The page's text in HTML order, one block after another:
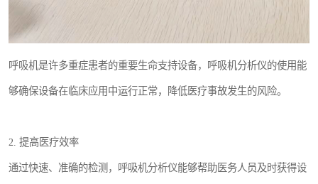
呼吸机是许多重症患者的重要生命支持设备，呼吸机分析仪的使用能
够确保设备在临床应用中运行正常，降低医疗事故发生的风险。
2. 提高医疗效率
通过快速、准确的检测，呼吸机分析仪能够帮助医务人员及时获得设